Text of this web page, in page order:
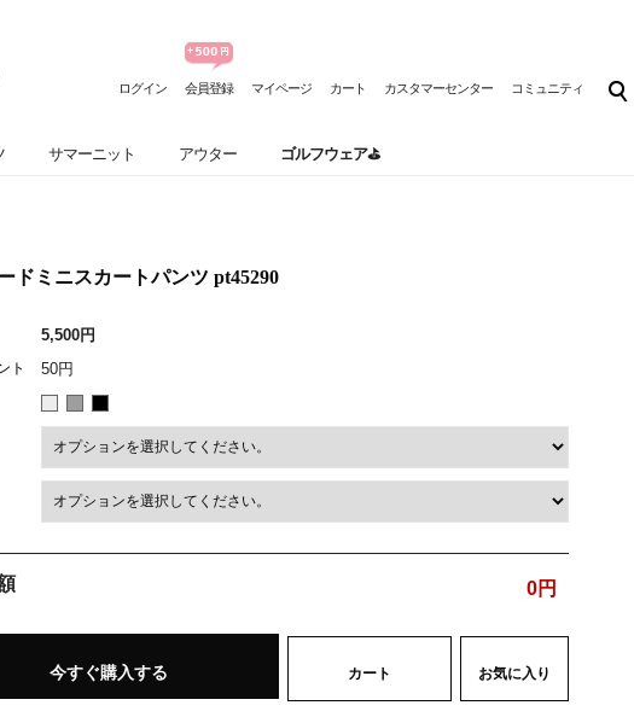
ログイン 会員登録 マイページ カート カスタマーセンター コミュニティ
サマーニット アウター ゴルフウェア⛳
ドミニスカートパンツ pt45290
5,500円
ト 50円
0円
今すぐ購入する カート お気に入り